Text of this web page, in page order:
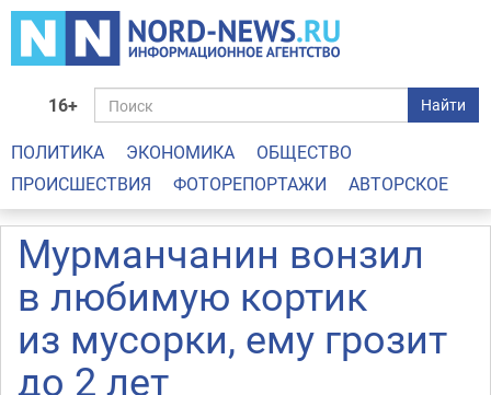
16+ Найти
ПОЛИТИКА ЭКОНОМИКА
ОБЩЕСТВО
ПРОИСШЕСТВИЯ
ФОТОРЕПОРТАЖИ АВТОРСКОЕ
Мурманчанин вонзил
в любимую кортик
из мусорки, ему грозит
до 2 лет